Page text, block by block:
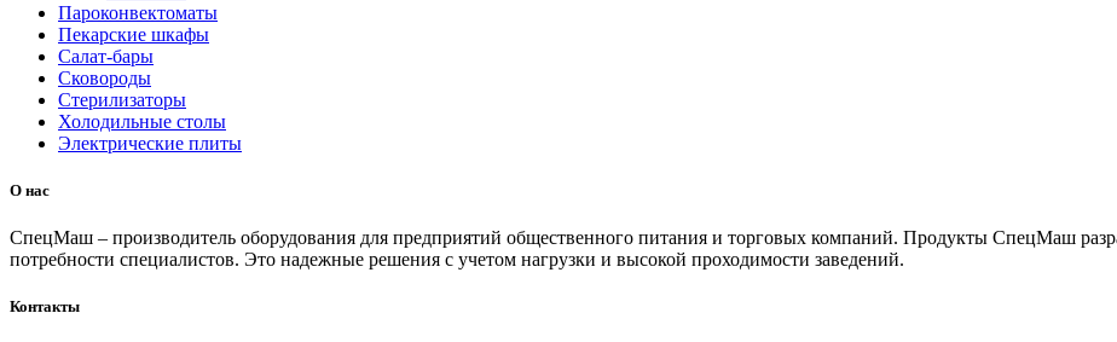
Пароконвектоматы
Пекарские шкафы
Салат-бары
Сковороды
Стерилизаторы
Холодильные столы
Электрические плиты
О нас
СпецМаш – производитель оборудования для предприятий общественного питания и торговых компаний. Продукты СпецМаш
потребности специалистов. Это надежные решения с учетом нагрузки и высокой проходимости заведений.
Контакты